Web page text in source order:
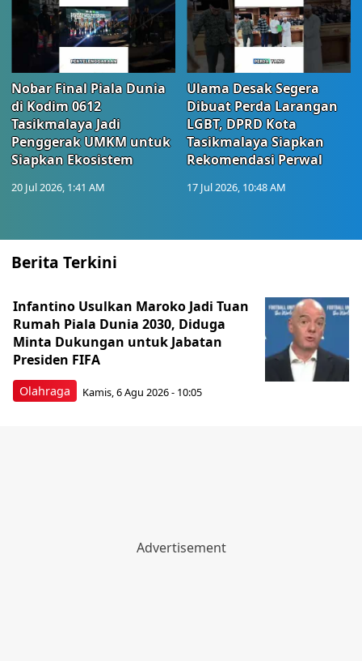
Nobar Final Piala Dunia
di Kodim 0612
Tasikmalaya Jadi
Penggerak UMKM untuk
Siapkan Ekosistem
20 Jul 2026, 1:41 AM
Ulama Desak Segera
Dibuat Perda Larangan
LGBT, DPRD Kota
Tasikmalaya Siapkan
Rekomendasi Perwal
17 Jul 2026, 10:48 AM
Berita Terkini
Olahraga
Infantino Usulkan Maroko Jadi Tuan
Rumah Piala Dunia 2030, Diduga
Minta Dukungan untuk Jabatan
Presiden FIFA
Kamis, 6 Agu 2026 - 10:05